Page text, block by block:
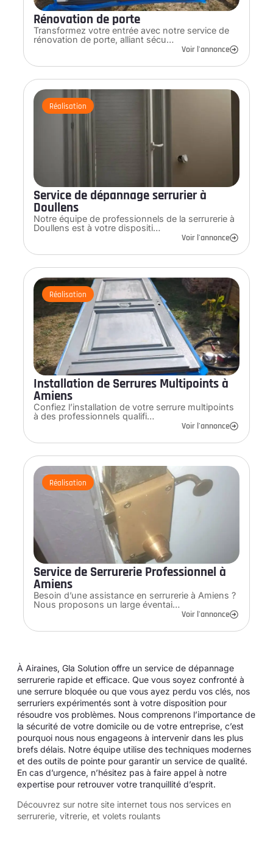
Rénovation de porte
Transformez votre entrée avec notre service de
rénovation de porte, alliant sécu…
Voir l'annonce
Réalisation
Service de dépannage serrurier à
Doullens
Notre équipe de professionnels de la serrurerie à
Doullens est à votre dispositi…
Voir l'annonce
Réalisation
Installation de Serrures Multipoints à
Amiens
Confiez l’installation de votre serrure multipoints
à des professionnels qualifi…
Voir l'annonce
Réalisation
Service de Serrurerie Professionnel à
Amiens
Besoin d’une assistance en serrurerie à Amiens ?
Nous proposons un large éventai…
Voir l'annonce
À Airaines, Gla Solution offre un service de dépannage
serrurerie rapide et efficace. Que vous soyez confronté à
une serrure bloquée ou que vous ayez perdu vos clés, nos
serruriers expérimentés sont à votre disposition pour
résoudre vos problèmes. Nous comprenons l’importance de
la sécurité de votre domicile ou de votre entreprise, c’est
pourquoi nous nous engageons à intervenir dans les plus
brefs délais. Notre équipe utilise des techniques modernes
et des outils de pointe pour garantir un service de qualité.
En cas d’urgence, n’hésitez pas à faire appel à notre
expertise pour retrouver votre tranquillité d’esprit.
Découvrez sur notre site internet tous nos services en
serrurerie, vitrerie, et volets roulants